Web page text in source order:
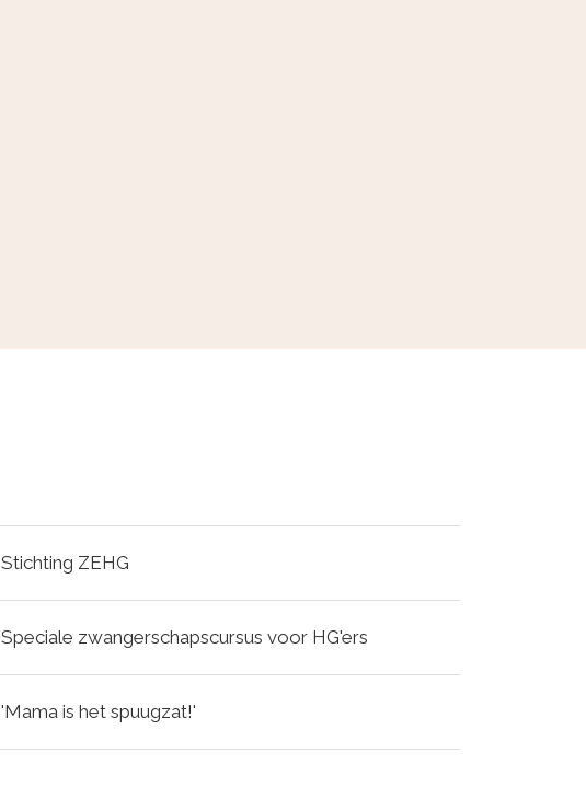
Stichting ZEHG
Speciale zwangerschapscursus voor HG'ers
'Mama is het spuugzat!'